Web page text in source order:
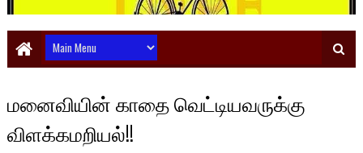
மனைவியின் காதை வெட்டியவருக்கு
விளக்கமறியல்!!